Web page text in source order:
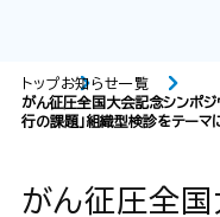
トップお知らせ一覧
がん征圧全国大会記念シンポ
行の課題」組織型検診をテーマ
がん征圧全